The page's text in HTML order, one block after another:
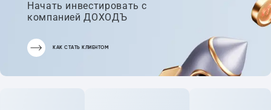
Начать инвестировать с
компанией ДОХОДЪ
КАК СТАТЬ КЛИЕНТОМ